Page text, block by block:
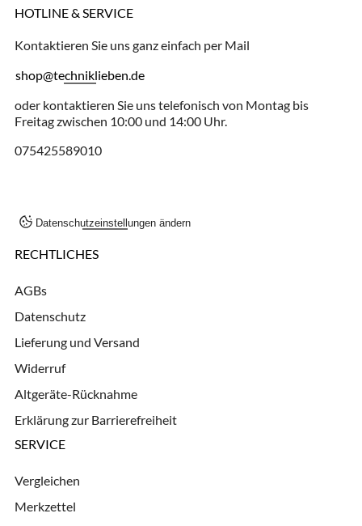
HOTLINE & SERVICE
Kontaktieren Sie uns ganz einfach per Mail
shop@techniklieben.de
oder kontaktieren Sie uns telefonisch von Montag bis
Freitag zwischen 10:00 und 14:00 Uhr.
075425589010
Datenschutzeinstellungen ändern
RECHTLICHES
AGBs
Datenschutz
Lieferung und Versand
Widerruf
Altgeräte-Rücknahme
Erklärung zur Barrierefreiheit
SERVICE
Vergleichen
Merkzettel